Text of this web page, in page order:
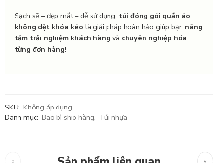
Sạch sẽ – đẹp mắt – dễ sử dụng, túi đóng gói quần áo
không dệt khóa kéo là giải pháp hoàn hảo giúp bạn nâng
tầm trải nghiệm khách hàng và chuyên nghiệp hóa
từng đơn hàng!
SKU: Không áp dụng
Danh mục: Bao bì ship hàng, Túi nhựa